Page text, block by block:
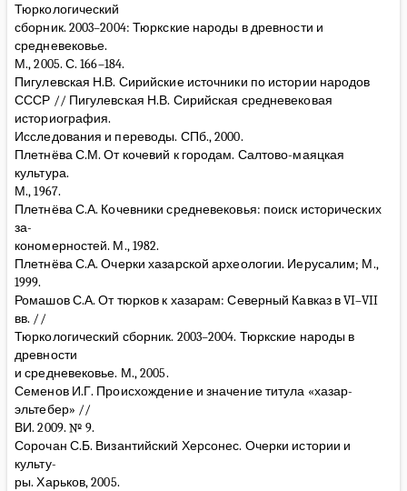
Тюркологический
сборник. 2003–2004: Тюркские народы в древности и
средневековье.
М., 2005. С. 166–184.
Пигулевская Н.В. Сирийские источники по истории народов
СССР // Пигулевская Н.В. Сирийская средневековая
историография.
Исследования и переводы. СПб., 2000.
Плетнёва С.М. От кочевий к городам. Салтово-маяцкая
культура.
М., 1967.
Плетнёва С.А. Кочевники средневековья: поиск исторических
за-
кономерностей. М., 1982.
Плетнёва С.А. Очерки хазарской археологии. Иерусалим; М.,
1999.
Ромашов С.А. От тюрков к хазарам: Северный Кавказ в VI–VII
вв. //
Тюркологический сборник. 2003–2004. Тюркские народы в
древности
и средневековье. М., 2005.
Семенов И.Г. Происхождение и значение титула «хазар-
эльтебер» //
ВИ. 2009. № 9.
Сорочан С.Б. Византийский Херсонес. Очерки истории и
культу-
ры. Харьков, 2005.